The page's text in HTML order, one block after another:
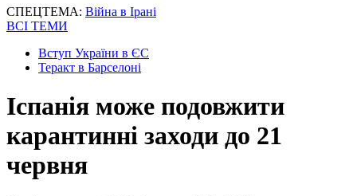
СПЕЦТЕМА: Війна в Ірані
ВСІ ТЕМИ
Вступ України в ЄС
Теракт в Барселоні
Іспанія може подовжити
карантинні заходи до 21
червня